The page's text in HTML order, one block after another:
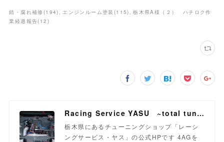
錆・腐れ補修(194) エンジンルーム塗装 (115)
栃木県A様（２） ハチロク作
業経過報告( 12 )
Racing Service YASU ~total tuning proshop~
栃木県にあるチューニングショップ「レーシ
ングサービス・ヤス」の公式HPです 4AGを